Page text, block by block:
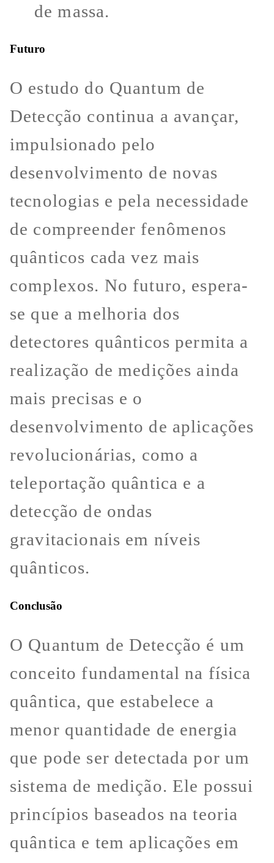
de massa.
Futuro
O estudo do Quantum de
Detecção continua a avançar,
impulsionado pelo
desenvolvimento de novas
tecnologias e pela necessidade
de compreender fenômenos
quânticos cada vez mais
complexos. No futuro, espera-
se que a melhoria dos
detectores quânticos permita a
realização de medições ainda
mais precisas e o
desenvolvimento de aplicações
revolucionárias, como a
teleportação quântica e a
detecção de ondas
gravitacionais em níveis
quânticos.
Conclusão
O Quantum de Detecção é um
conceito fundamental na física
quântica, que estabelece a
menor quantidade de energia
que pode ser detectada por um
sistema de medição. Ele possui
princípios baseados na teoria
quântica e tem aplicações em